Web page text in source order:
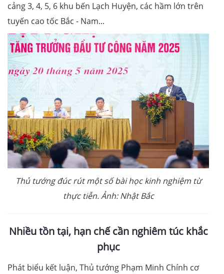
cảng 3, 4, 5, 6 khu bến Lạch Huyện, các hầm lớn trên
tuyến cao tốc Bắc - Nam...
Thủ tướng đúc rút một số bài học kinh nghiệm từ
thực tiễn. Ảnh: Nhật Bắc
Nhiều tồn tại, hạn chế cần nghiêm túc khắc
phục
Phát biểu kết luận, Thủ tướng Phạm Minh Chính cơ